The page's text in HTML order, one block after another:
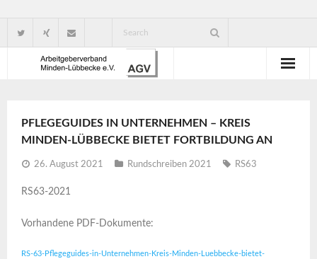
Verbandsorganisation
Ansprechpartner
Gute Gründe für eine Mitgliedschaft
PFLEGEGUIDES IN UNTERNEHMEN – KREIS
MINDEN-LÜBBECKE BIETET FORTBILDUNG AN
26. August 2021 Rundschreiben 2021 RS63
RS63-2021
Vorhandene PDF-Dokumente:
RS-63-Pflegeguides-in-Unternehmen-Kreis-Minden-Luebbecke-bietet-